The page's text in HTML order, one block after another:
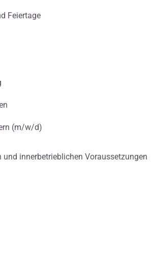
Feiertage
(m/w/d)
innerbetrieblichen Voraussetzungen